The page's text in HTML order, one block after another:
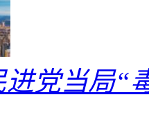
进党当局“